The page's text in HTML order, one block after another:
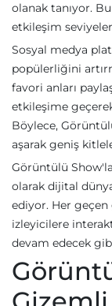
olanak tanıyor.
etkileşim
Sosyal medya
popülerliğini
favori anları
etkileşime
Böylece,
aşarak geniş
Görüntülü
olarak dijital
ediyor. Her
izleyicilere
devam edecek